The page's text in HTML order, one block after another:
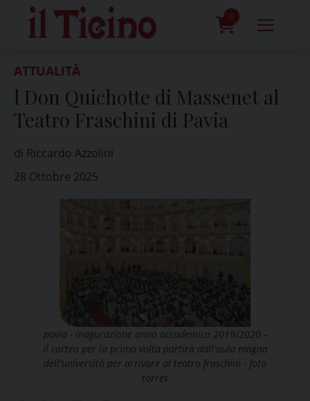
content
0
ATTUALITÀ
l Don Quichotte di Massenet al
Teatro Fraschini di Pavia
di Riccardo Azzolini
28 Ottobre 2025
pavia - inagurazione anno accademico 2019/2020 -
il corteo per la prima volta partirà dall'aula magna
dell'università per arrivare al teatro fraschini - foto
torres